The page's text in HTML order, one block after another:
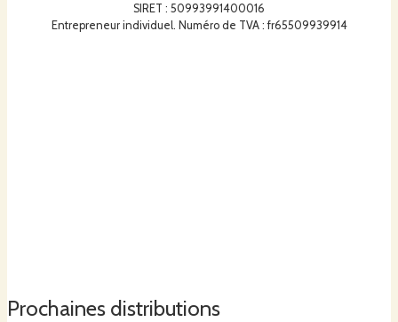
SIRET : 50993991400016
Entrepreneur individuel. Numéro de TVA : fr65509939914
Prochaines distributions